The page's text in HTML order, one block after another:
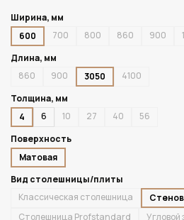
Ширина, мм
600
700 800 860 900
Длина, мм
860
900 3050
4100
Толщина, мм
4
6 10 27 40
56
Поверхность
Матовая
Вид столешницы/плиты
Классическая столешница
Столешница Profstandard